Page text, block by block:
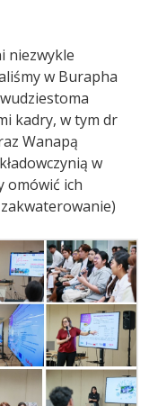
niezwykle
w Burapha
kadry, w tym dr
Wanapą
w
omówić ich